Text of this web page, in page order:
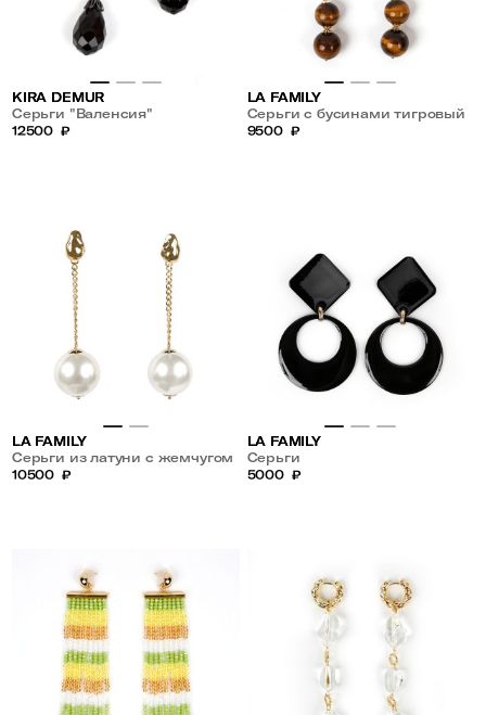
KIRA DEMUR
Серьги "Валенсия"
12500 ₽
LA FAMILY
Серьги с бусинами тигровый
глаз
9500 ₽
LA FAMILY
Серьги из латуни с жемчугом
10500 ₽
LA FAMILY
Серьги
5000 ₽